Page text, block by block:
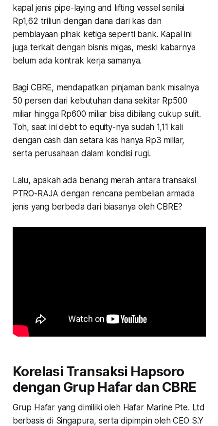
kapal jenis pipe-laying and lifting vessel senilai
Rp1,62 triliun dengan dana dari kas dan
pembiayaan pihak ketiga seperti bank. Kapal ini
juga terkait dengan bisnis migas, meski kabarnya
belum ada kontrak kerja samanya.
Bagi CBRE, mendapatkan pinjaman bank misalnya
50 persen dari kebutuhan dana sekitar Rp500
miliar hingga Rp600 miliar bisa dibilang cukup sulit.
Toh, saat ini debt to equity-nya sudah 1,11 kali
dengan cash dan setara kas hanya Rp3 miliar,
serta perusahaan dalam kondisi rugi.
Lalu, apakah ada benang merah antara transaksi
PTRO-RAJA dengan rencana pembelian armada
jenis yang berbeda dari biasanya oleh CBRE?
Korelasi Transaksi Hapsoro
dengan Grup Hafar dan CBRE
Grup Hafar yang dimiliki oleh Hafar Marine Pte. Ltd
berbasis di Singapura, serta dipimpin oleh CEO S.Y